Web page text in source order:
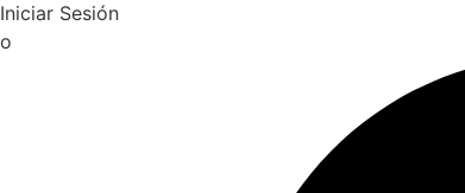
Iniciar Sesión
o